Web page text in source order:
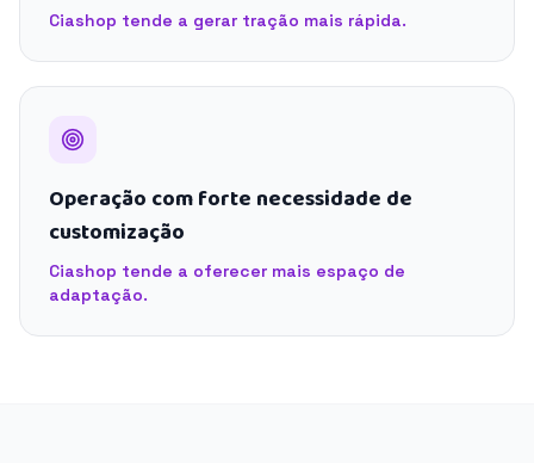
Ciashop tende a gerar tração mais rápida.
Operação com forte necessidade de
customização
Ciashop tende a oferecer mais espaço de
adaptação.